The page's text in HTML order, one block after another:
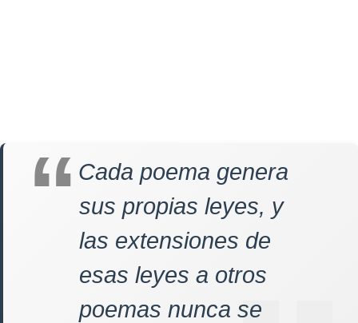
Cada poema genera
sus propias leyes, y
las extensiones de
esas leyes a otros
poemas nunca se